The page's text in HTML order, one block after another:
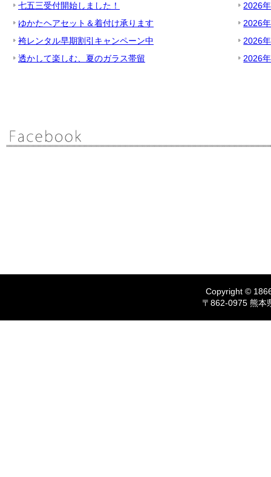
七五三受付開始しました！
ゆかたヘアセット＆着付け承ります
袴レンタル早期割引キャンペーン中
透かして楽しむ、夏のガラス帯留
2026
2026
2026
2026
Copyright ©
〒862-0975 熊本